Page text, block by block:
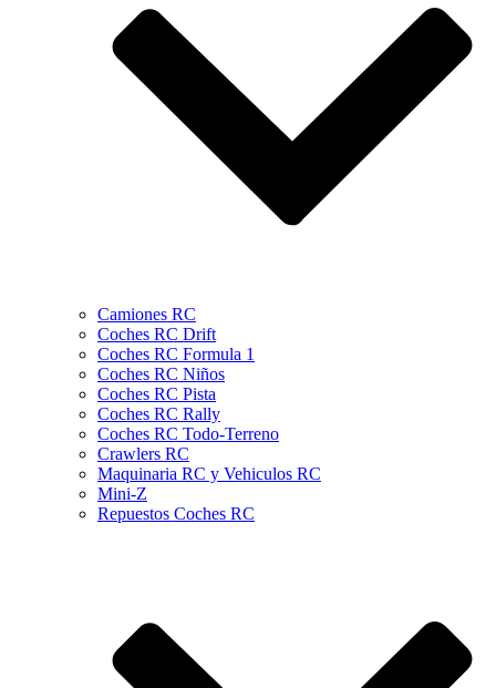
Camiones RC
Coches RC Drift
Coches RC Formula 1
Coches RC Niños
Coches RC Pista
Coches RC Rally
Coches RC Todo-Terreno
Crawlers RC
Maquinaria RC y Vehiculos RC
Mini-Z
Repuestos Coches RC